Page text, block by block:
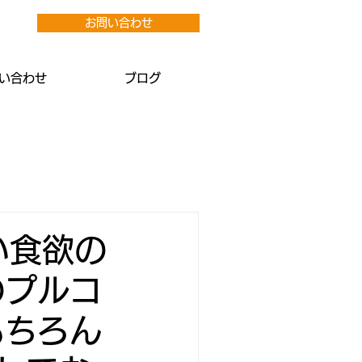
お問い合わせ
合わせ ブログ
欲の
ルコ
ろん